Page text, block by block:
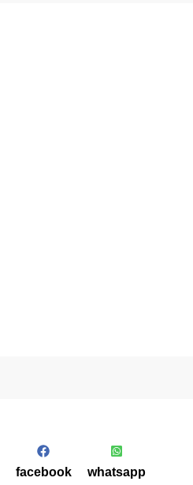
whatsapp
facebook